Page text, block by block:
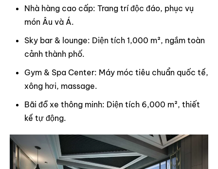
Nhà hàng cao cấp: Trang trí độc đáo, phục vụ
món Âu và Á.
Sky bar & lounge: Diện tích 1,000 m², ngắm toàn
cảnh thành phố.
Gym & Spa Center: Máy móc tiêu chuẩn quốc tế,
xông hơi, massage.
Bãi đỗ xe thông minh: Diện tích 6,000 m², thiết
kế tự động.